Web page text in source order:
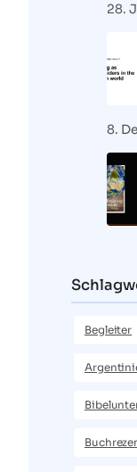
28.
8.
Begleiter